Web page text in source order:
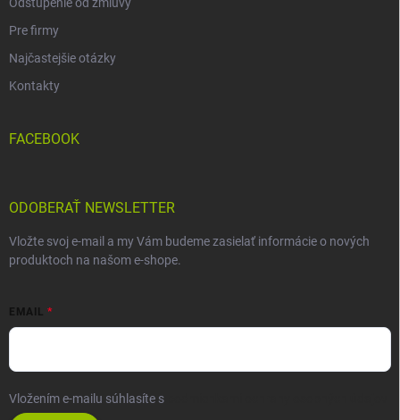
Pre firmy
Najčastejšie otázky
Kontakty
FACEBOOK
ODOBERAŤ NEWSLETTER
Vložte svoj e-mail a my Vám budeme zasielať informácie o nových
produktoch na našom e-shope.
EMAIL
Vložením e-mailu súhlasíte s